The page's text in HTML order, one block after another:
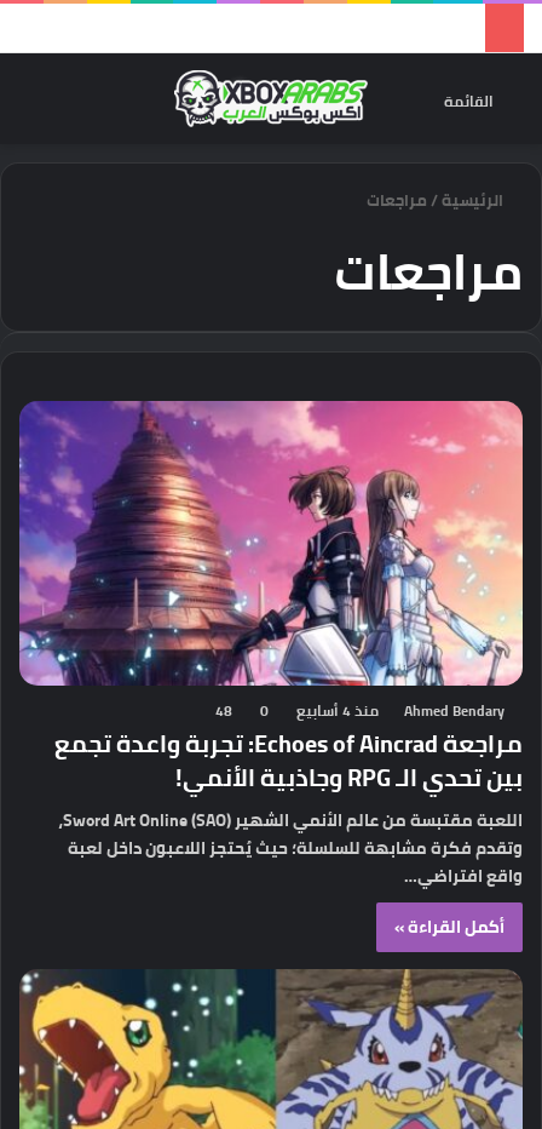
القائمة
الرئيسية/مراجعات
مراجعات
Ahmed Bendary منذ 4 أسابيع 0
48
مراجعة Echoes of Aincrad: تجربة واعدة تجمع
بين تحدي الـ RPG وجاذبية الأنمي!
اللعبة مقتبسة من عالم الأنمي الشهير Sword Art Online (SAO)،
وتقدم فكرة مشابهة للسلسلة؛ حيث يُحتجز اللاعبون داخل لعبة
واقع افتراضي…
أكمل القراءة »